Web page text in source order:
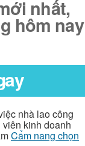
nhất,
hôm nay
nhà lao công
kinh doanh
Cẩm nang chọn